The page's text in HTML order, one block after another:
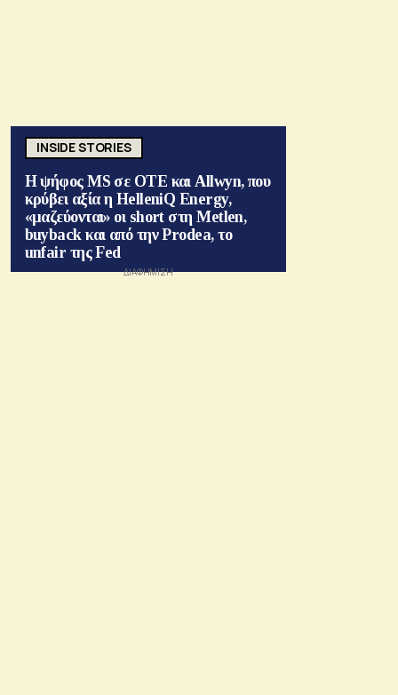
INSIDE STORIES
Η ψήφος MS σε ΟΤΕ και Allwyn, που
κρύβει αξία η HelleniQ Energy,
«μαζεύονται» οι short στη Metlen,
buyback και από την Prodea, το
unfair της Fed